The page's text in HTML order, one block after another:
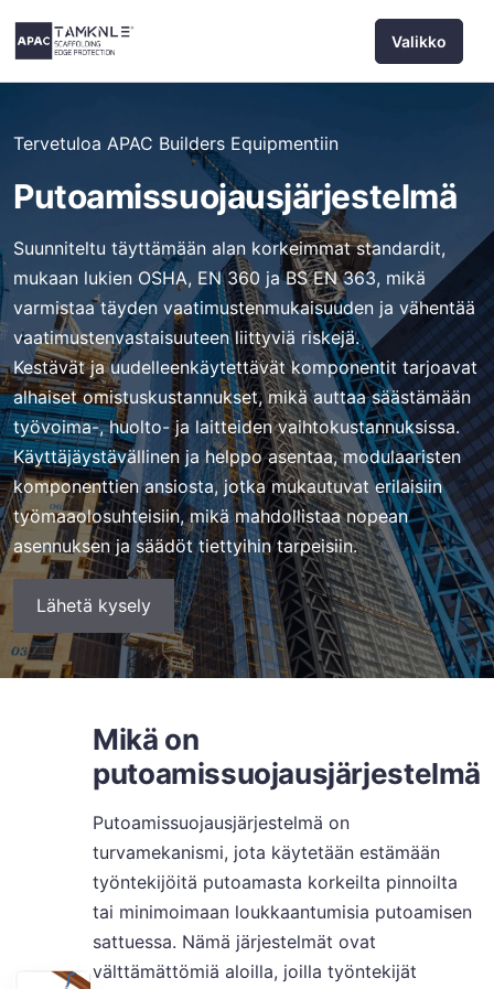
sisältöön
Valikko
Tervetuloa APAC Builders Equipmentiin
Putoamissuojausjärjestelmä
Suunniteltu täyttämään alan korkeimmat standardit,
mukaan lukien OSHA, EN 360 ja BS EN 363, mikä
varmistaa täyden vaatimustenmukaisuuden ja vähentää
vaatimustenvastaisuuteen liittyviä riskejä.
Kestävät ja uudelleenkäytettävät komponentit tarjoavat
alhaiset omistuskustannukset, mikä auttaa säästämään
työvoima-, huolto- ja laitteiden vaihtokustannuksissa.
Käyttäjäystävällinen ja helppo asentaa, modulaaristen
komponenttien ansiosta, jotka mukautuvat erilaisiin
työmaaolosuhteisiin, mikä mahdollistaa nopean
asennuksen ja säädöt tiettyihin tarpeisiin.
Lähetä kysely
Mikä on
putoamissuojausjärjestelmä
Putoamissuojausjärjestelmä on
turvamekanismi, jota käytetään estämään
työntekijöitä putoamasta korkeilta pinnoilta
tai minimoimaan loukkaantumisia putoamisen
sattuessa. Nämä järjestelmät ovat
välttämättömiä aloilla, joilla työntekijät